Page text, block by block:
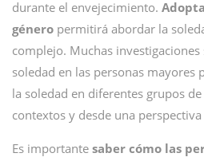
durante el envejecimiento.
género permitirá abordar la
complejo. Muchas
soledad en las personas mayores
la soledad en diferentes grupos
contextos y desde una
Es importante saber cómo las